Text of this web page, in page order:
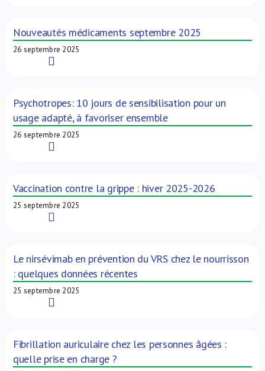
Nouveautés médicaments septembre 2025
26 septembre 2025
Psychotropes: 10 jours de sensibilisation pour un
usage adapté, à favoriser ensemble
26 septembre 2025
Vaccination contre la grippe : hiver 2025-2026
25 septembre 2025
Le nirsévimab en prévention du VRS chez le nourrisson
: quelques données récentes
25 septembre 2025
Fibrillation auriculaire chez les personnes âgées :
quelle prise en charge ?